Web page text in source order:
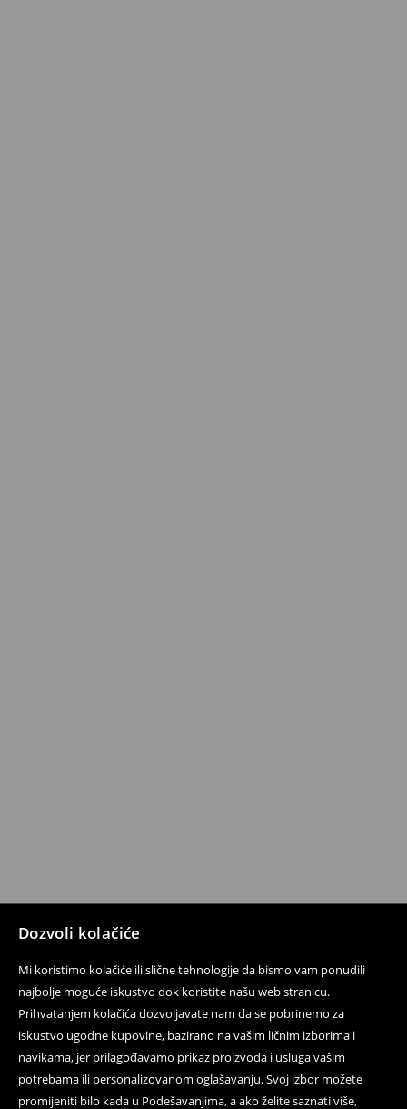
Dozvoli kolačiće
Mi koristimo kolačiće ili slične tehnologije da bismo vam ponudili
najbolje moguće iskustvo dok koristite našu web stranicu.
Prihvatanjem kolačića dozvoljavate nam da se pobrinemo za
iskustvo ugodne kupovine, bazirano na vašim ličnim izborima i
navikama, jer prilagođavamo prikaz proizvoda i usluga vašim
potrebama ili personalizovanom oglašavanju. Svoj izbor možete
promijeniti bilo kada u Podešavanjima, a ako želite saznati više,